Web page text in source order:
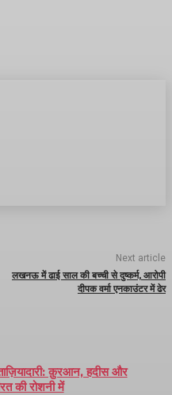
Next article
लखनऊ में ढाई साल की बच्ची से दुष्कर्म, आरोपी
दीपक वर्मा एनकाउंटर में ढेर
क़ुरआन, हदीस और
की रोशनी में